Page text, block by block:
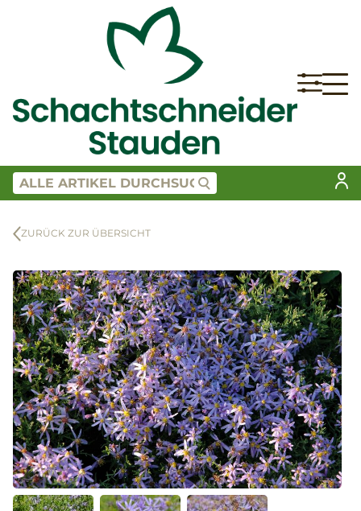
ZURÜCK ZUR ÜBERSICHT